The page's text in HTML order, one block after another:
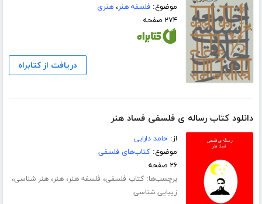
موضوع:فلسفه هنر،هنری
۲۷۴ صفحه
دریافت از کتابراه
دانلود کتاب رساله ی فلسفی فساد هنر
از:حامد دارابی
موضوع:کتاب‌های فلسفی
۲۶ صفحه
برچسب‌ها:کتاب فلسفی، فلسفه هنر،هنر،هنر شناسی،
زیبایی شناسی